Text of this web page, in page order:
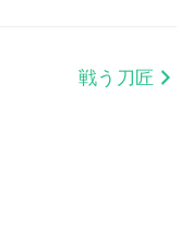
戦う刀匠